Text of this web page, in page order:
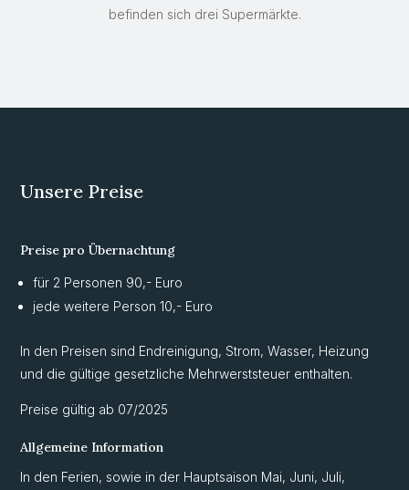
befinden sich drei Supermärkte.
Unsere Preise
Preise pro Übernachtung
für 2 Personen 90,- Euro
jede weitere Person 10,- Euro
In den Preisen sind Endreinigung, Strom, Wasser, Heizung
und die gültige gesetzliche Mehrwerststeuer enthalten.
Preise gültig ab 07/2025
Allgemeine Information
In den Ferien, sowie in der Hauptsaison Mai, Juni, Juli,